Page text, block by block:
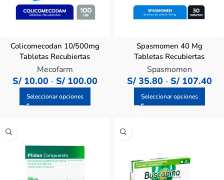
Colicomecodan 10/500mg
Tabletas Recubiertas
Mecofarm
S/10.00 - S/100.00
Seleccionar opciones
Spasmomen 40 Mg
Tabletas Recubiertas
Spasmomen
S/35.80 - S/107.40
Seleccionar opciones